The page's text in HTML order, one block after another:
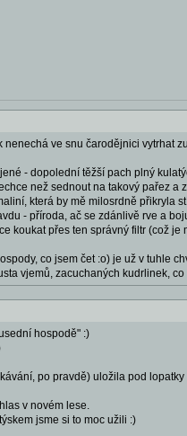
nenechá ve snu čarodějnici vytrhat
- dopolední těžší pach plný
než sednout na takový pařez
která by mě milosrdně přikryla
- příroda, ač se zdánlivě rve a
koukat přes ten správný filtr (což
co jsem čet :o) je už v tuhle
vjemů, zacuchaných kudrlinek,
hospodě" :)
po pravdě) uložila pod
v novém lese.
jsme si to moc užili :)